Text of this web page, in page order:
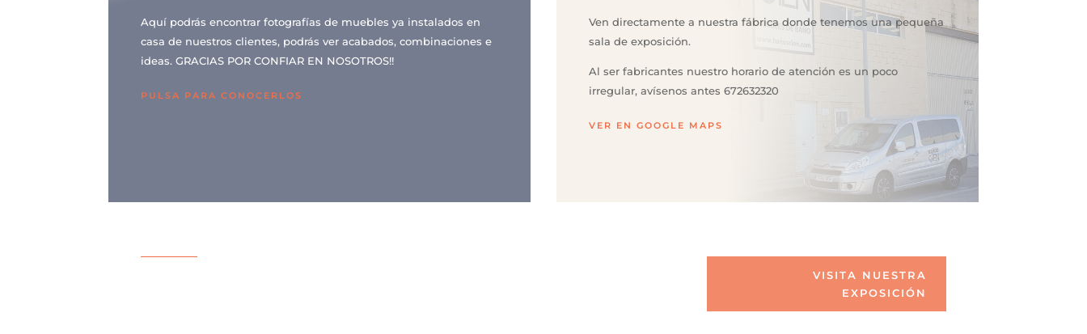
Aquí podrás encontrar fotografías de muebles ya instalados en
casa de nuestros clientes, podrás ver acabados, combinaciones e
ideas. GRACIAS POR CONFIAR EN NOSOTROS!!
PULSA PARA CONOCERLOS
Ven directamente a nuestra fábrica donde tenemos una pequeña
sala de exposición.
Al ser fabricantes nuestro horario de atención es un poco
irregular, avísenos antes 672632320
VER EN GOOGLE MAPS
VISITA NUESTRA
EXPOSICIÓN